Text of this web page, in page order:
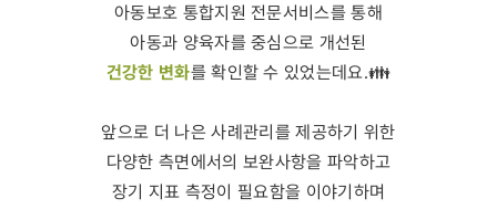
아동보호 통합지원 전문서비스를 통해
아동과 양육자를 중심으로 개선된
건강한 변화를 확인할 수 있었는데요.👪
앞으로 더 나은 사례관리를 제공하기 위한
다양한 측면에서의 보완사항을 파악하고
장기 지표 측정이 필요함을 이야기하며